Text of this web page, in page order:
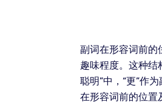
副词在形容词前的
趣味程度。这种结
聪明”中，“更”作
在形容词前的位置